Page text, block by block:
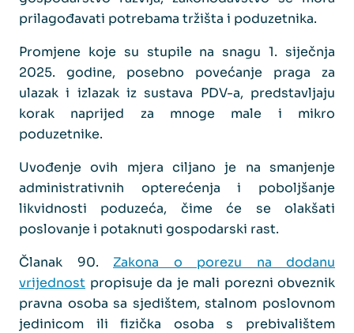
prilagođavati potrebama tržišta i poduzetnika.
Promjene koje su stupile na snagu 1. siječnja
2025. godine, posebno povećanje praga za
ulazak i izlazak iz sustava PDV-a, predstavljaju
korak naprijed za mnoge male i mikro
poduzetnike.
Uvođenje ovih mjera ciljano je na smanjenje
administrativnih opterećenja i poboljšanje
likvidnosti poduzeća, čime će se olakšati
poslovanje i potaknuti gospodarski rast.
Članak 90. Zakona o porezu na dodanu
vrijednost propisuje da je mali porezni obveznik
pravna osoba sa sjedištem, stalnom poslovnom
jedinicom ili fizička osoba s prebivalištem